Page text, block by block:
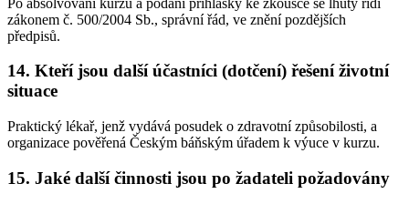
zákonem č. 500/2004 Sb., správní řád, ve znění pozdějších
předpisů.
14. Kteří jsou další účastníci (dotčení) řešení životní
situace
Praktický lékař, jenž vydává posudek o zdravotní způsobilosti, a
organizace pověřená Českým báňským úřadem k výuce v kurzu.
15. Jaké další činnosti jsou po žadateli požadovány